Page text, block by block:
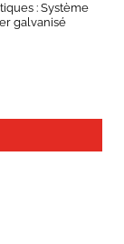
: Système
galvanisé